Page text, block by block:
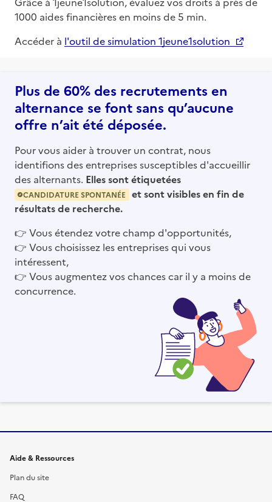
1000 aides financières en moins de 5 min.
Accéder à l'outil de simulation 1jeune1solution
Plus de 60% des recrutements en
alternance se font sans qu’aucune
offre n’ait été déposée.
Pour vous aider à trouver un contrat, nous
identifions des entreprises susceptibles d'accueillir
des alternants. Elles sont étiquetées
CANDIDATURE SPONTANÉE
et sont visibles en fin de
résultats de recherche.
👉 Vous étendez votre champ d'opportunités,
👉 Vous choisissez les entreprises qui vous
intéressent,
👉 Vous augmentez vos chances car il y a moins de
concurrence.
Informations et liens du site
Aide & Ressources
Plan du site
FAQ